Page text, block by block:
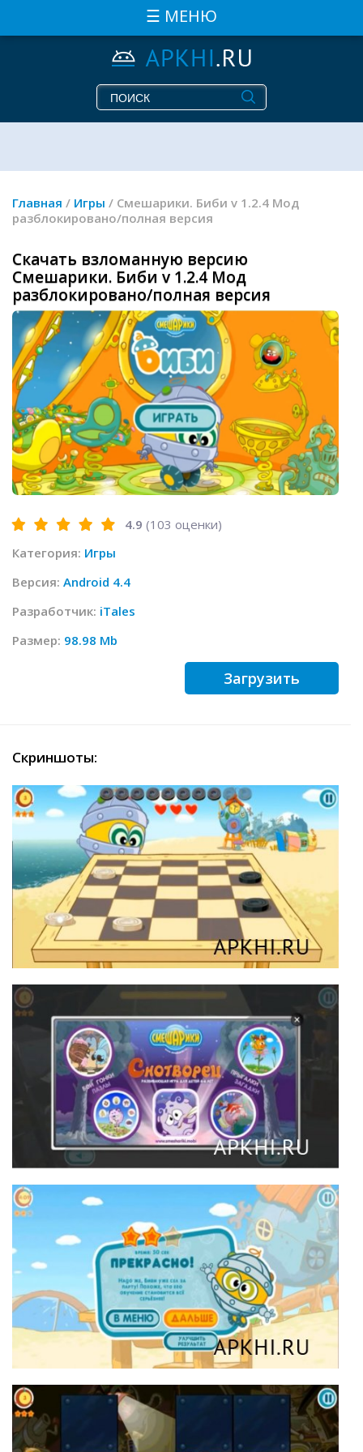
☰ МЕНЮ
Главная / Игры / Смешарики. Биби v 1.2.4 Мод
разблокировано/полная версия
Скачать взломанную версию
Смешарики. Биби v 1.2.4 Мод
разблокировано/полная версия
4.9 (103 оценки)
Категория: Игры
Версия: Android 4.4
Разработчик: iTales
Размер: 98.98 Mb
Загрузить
Скриншоты: